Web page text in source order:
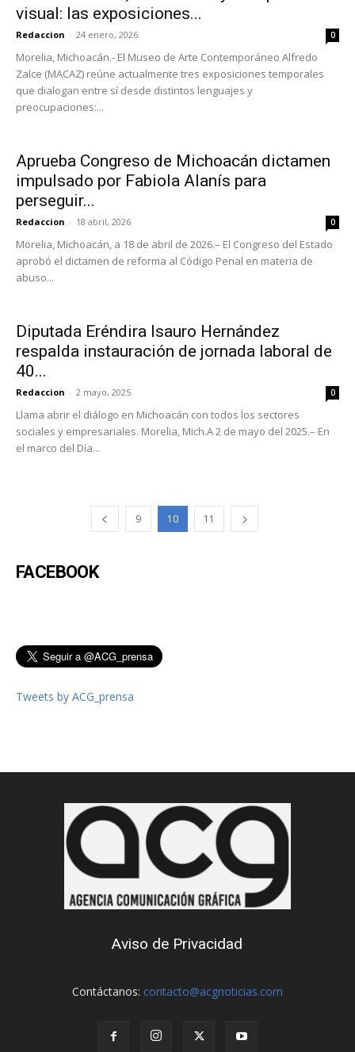
visual: las exposiciones...
Redaccion - 24 enero, 2026 0
Morelia, Michoacán.- El Museo de Arte Contemporáneo Alfredo
Zalce (MACAZ) reúne actualmente tres exposiciones temporales
que dialogan entre sí desde distintos lenguajes y
preocupaciones:...
Aprueba Congreso de Michoacán dictamen
impulsado por Fabiola Alanís para
perseguir...
Redaccion - 18 abril, 2026 0
Morelia, Michoacán, a 18 de abril de 2026.– El Congreso del Estado
aprobó el dictamen de reforma al Código Penal en materia de
abuso...
Diputada Eréndira Isauro Hernández
respalda instauración de jornada laboral de
40...
Redaccion - 2 mayo, 2025 0
Llama abrir el diálogo en Michoacán con todos los sectores
sociales y empresariales. Morelia, Mich.A 2 de mayo del 2025.– En
el marco del Día...
9 10 11
FACEBOOK
Tweets by ACG_prensa
Aviso de Privacidad
Contáctanos: contacto@acgnoticias.com